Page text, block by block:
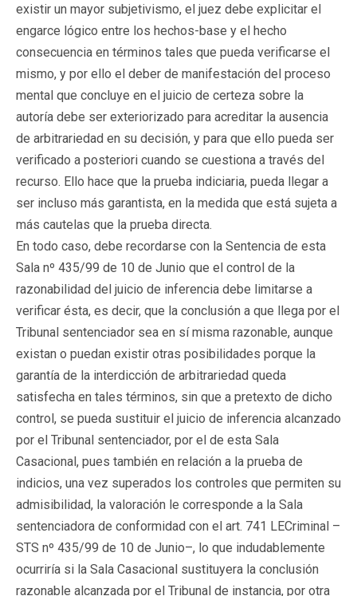
existir un mayor subjetivismo, el juez debe explicitar el
engarce lógico entre los hechos-base y el hecho
consecuencia en términos tales que pueda verificarse el
mismo, y por ello el deber de manifestación del proceso
mental que concluye en el juicio de certeza sobre la
autoría debe ser exteriorizado para acreditar la ausencia
de arbitrariedad en su decisión, y para que ello pueda ser
verificado a posteriori cuando se cuestiona a través del
recurso. Ello hace que la prueba indiciaria, pueda llegar a
ser incluso más garantista, en la medida que está sujeta a
más cautelas que la prueba directa.
En todo caso, debe recordarse con la Sentencia de esta
Sala nº 435/99 de 10 de Junio que el control de la
razonabilidad del juicio de inferencia debe limitarse a
verificar ésta, es decir, que la conclusión a que llega por el
Tribunal sentenciador sea en sí misma razonable, aunque
existan o puedan existir otras posibilidades porque la
garantía de la interdicción de arbitrariedad queda
satisfecha en tales términos, sin que a pretexto de dicho
control, se pueda sustituir el juicio de inferencia alcanzado
por el Tribunal sentenciador, por el de esta Sala
Casacional, pues también en relación a la prueba de
indicios, una vez superados los controles que permiten su
admisibilidad, la valoración le corresponde a la Sala
sentenciadora de conformidad con el art. 741 LECriminal –
STS nº 435/99 de 10 de Junio–, lo que indudablemente
ocurriría si la Sala Casacional sustituyera la conclusión
razonable alcanzada por el Tribunal de instancia, por otra